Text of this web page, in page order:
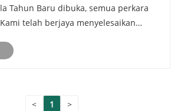
telah berjaya menyelesaikan
produk termasuk suis pemutus
< 1 >